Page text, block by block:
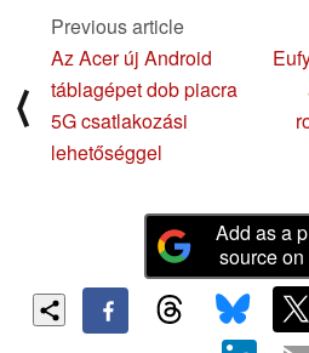
⟨
Previous article
Az Acer új Android
táblagépet dob piacra
5G csatlakozási
lehetőséggel
Add as a
source